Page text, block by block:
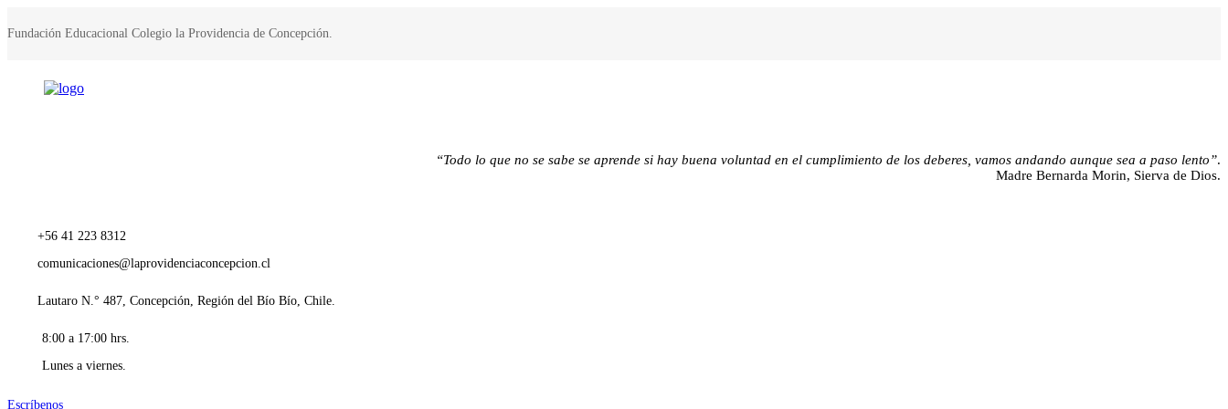
Fundación Educacional Colegio la Providencia de Concepción.
“Todo lo que no se sabe se aprende si hay buena voluntad en el cumplimiento de los deberes, vamos andando aunque sea a paso lento”.
Madre Bernarda Morin, Sierva de Dios.
+56 41 223 8312
comunicaciones@laprovidenciaconcepcion.cl
Lautaro N.° 487, Concepción, Región del Bío Bío, Chile.
8:00 a 17:00 hrs.
Lunes a viernes.
Escríbenos